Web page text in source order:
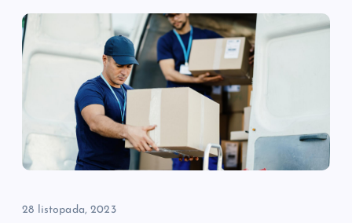
c
a
p
28 listopada, 2023